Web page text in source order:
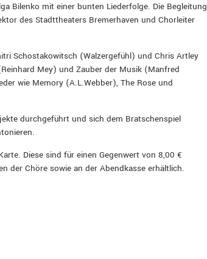
Bilenko mit einer bunten Liederfolge. Die Begleitung
des Stadttheaters Bremerhaven und Chorleiter
Schostakowitsch (Walzergefühl) und Chris Artley
Mey) und Zauber der Musik (Manfred
wie Memory (A.L.Webber), The Rose und
durchgeführt und sich dem Bratschenspiel
Diese sind für einen Gegenwert von 8,00 €
der Chöre sowie an der Abendkasse erhältlich.